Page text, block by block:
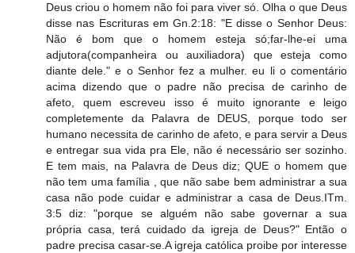
Deus criou o homem não foi para viver só. Olha o que Deus
disse nas Escrituras em Gn.2:18: "E disse o Senhor Deus:
Não é bom que o homem esteja só;far-lhe-ei uma
adjutora(companheira ou auxiliadora) que esteja como
diante dele." e o Senhor fez a mulher. eu li o comentário
acima dizendo que o padre não precisa de carinho de
afeto, quem escreveu isso é muito ignorante e leigo
completemente da Palavra de DEUS, porque todo ser
humano necessita de carinho de afeto, e para servir a Deus
e entregar sua vida pra Ele, não é necessário ser sozinho.
E tem mais, na Palavra de Deus diz; QUE o homem que
não tem uma família , que não sabe bem administrar a sua
casa não pode cuidar e administrar a casa de Deus.ITm.
3:5 diz: "porque se alguém não sabe governar a sua
própria casa, terá cuidado da igreja de Deus?" Então o
padre precisa casar-se.A igreja católica proibe por interesse